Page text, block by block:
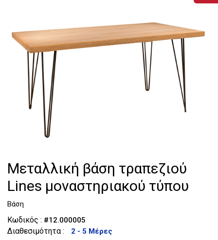
Κουκέτες
Ντουλάπες
Τουαλέτες
Μεταλλική βάση τραπεζιού
Lines μοναστηριακού τύπου
Βάση
Κωδικός : #12.000005
Διαθεσιμότητα :
2 - 5 Μέρες